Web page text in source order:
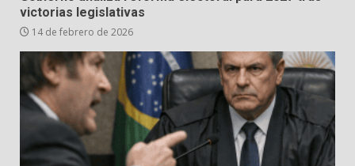
victorias legislativas
14 de febrero de 2026